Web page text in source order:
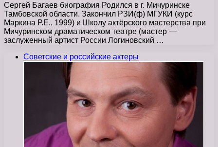
Сергей Багаев биография Родился в г. Мичуринске
Тамбовской области. Закончил РЗИ(ф) МГУКИ (курс
Маркина Р.Е., 1999) и Школу актёрского мастерства при
Мичуринском драматическом театре (мастер —
заслуженный артист России Логиновский …
Советские и российские актеры